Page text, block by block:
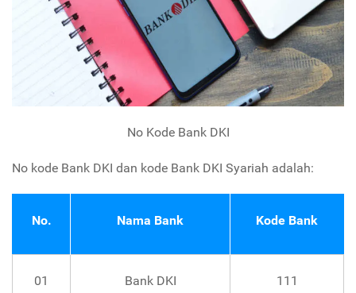
No Kode Bank DKI
No kode Bank DKI dan kode Bank DKI Syariah adalah:
No. Nama Bank Kode Bank
01 Bank DKI 111